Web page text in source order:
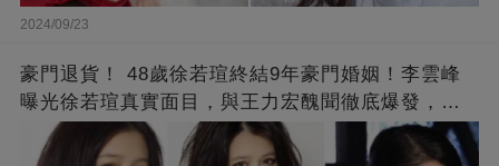
2024/09/23
豪門退貨！ 48歲徐若瑄終結9年豪門婚姻！李雲峰
曝光徐若瑄真實面目，與王力宏醜聞徹底爆發，原
來李靚蕾說的都是真的 ！